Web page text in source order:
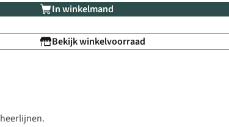
In winkelmand
Bekijk winkelvoorraad